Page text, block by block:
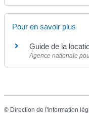
Pour en savoir plus
Guide de la
Agence nationale
© Direction de l'information